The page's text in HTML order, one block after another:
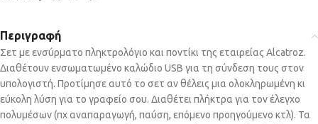
Περιγραφή
Σετ με ενσύρματο πληκτρολόγιο και ποντίκι της εταιρείας Alcatroz.
Διαθέτουν ενσωματωμένο καλώδιο USB για τη σύνδεση τους στον
υπολογιστή. Προτίμησε αυτό το σετ αν θέλεις μια ολοκληρωμένη κι
εύκολη λύση για το γραφείο σου. Διαθέτει πλήκτρα για τον έλεγχο
πολυμέσων (πχ αναπαραγωγή, παύση, επόμενο προηγούμενο κτλ). Τα